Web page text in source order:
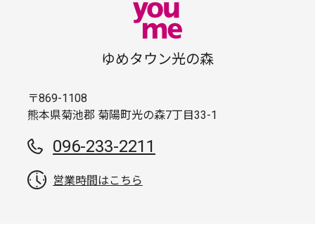
ゆめタウン光の森
〒869-1108
熊本県菊池郡 菊陽町光の森7丁目33-1
096-233-2211
営業時間はこちら